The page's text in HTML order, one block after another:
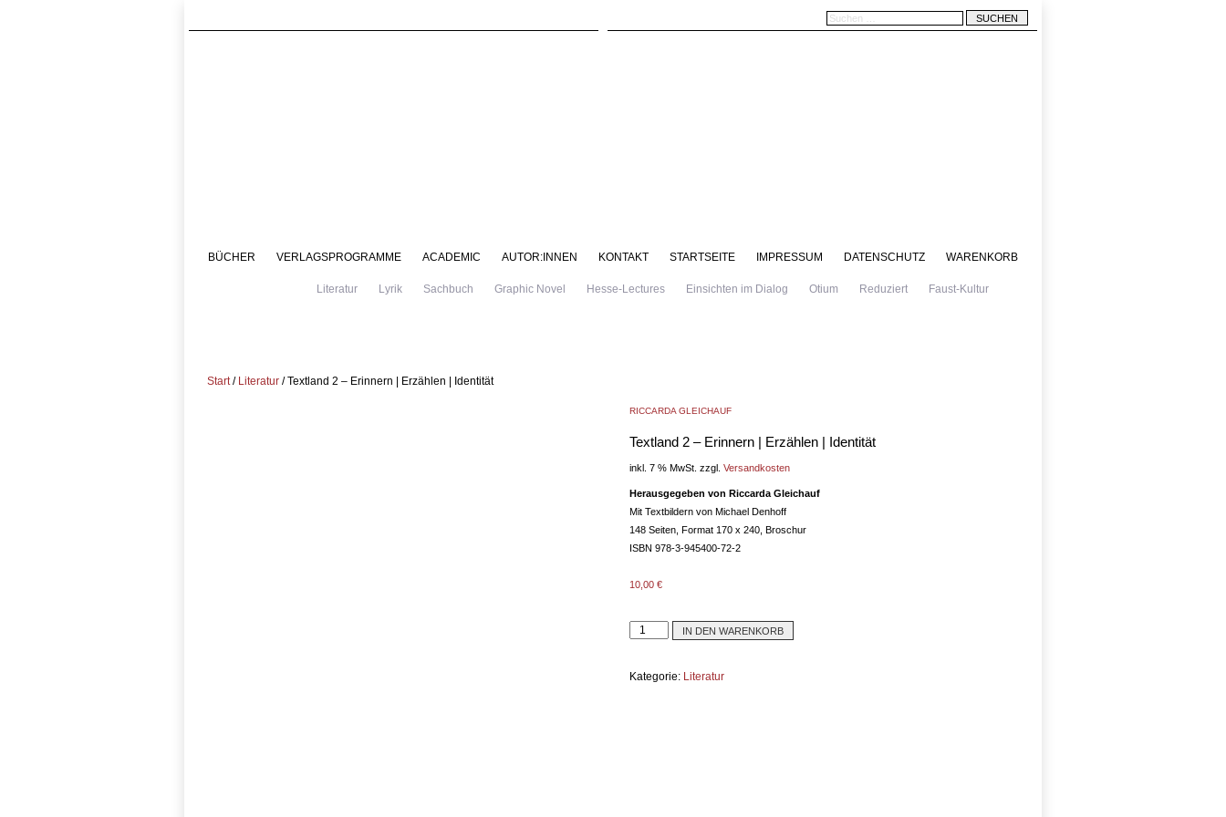
BÜCHER
Literatur Lyrik Sachbuch Graphic Novel Hesse-Lectures Einsichten im Dialog Otium Reduziert Faust-Kultur
VERLAGSPROGRAMME ACADEMIC AUTOR:INNEN KONTAKT STARTSEITE IMPRESSUM DATENSCHUTZ WARENKORB
Start/ Literatur / Textland 2 – Erinnern | Erzählen | Identität
RICCARDA GLEICHAUF
Textland 2 – Erinnern | Erzählen | Identität
inkl. 7 % MwSt. zzgl. Versandkosten
Herausgegeben von Riccarda Gleichauf
Mit Textbildern von Michael Denhoff
148 Seiten, Format 170 x 240, Broschur
ISBN 978-3-945400-72-2
10,00 €
IN DEN WARENKORB
Kategorie: Literatur